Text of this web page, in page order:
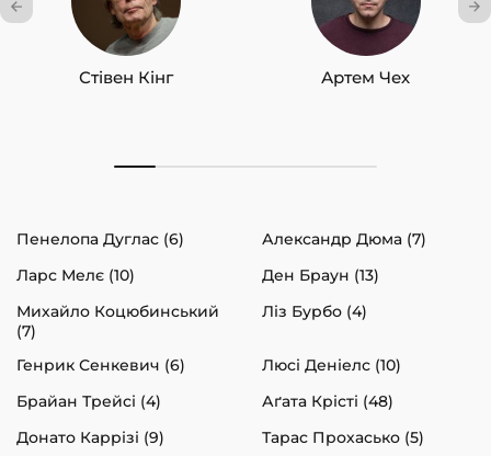
Стівен Кінг Артем Чех
Пенелопа Дуглас (6)
Александр Дюма (7)
Ларс Мелє (10)
Ден Браун (13)
Михайло Коцюбинський
(7)
Ліз Бурбо (4)
Генрик Сенкевич (6)
Люсі Деніелс (10)
Брайан Трейсі (4)
Аґата Крісті (48)
Донато Каррізі (9)
Тарас Прохасько (5)